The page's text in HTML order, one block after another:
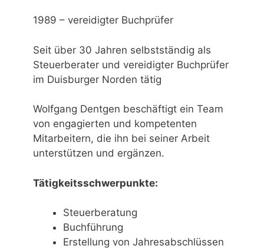
1989 – vereidigter Buchprüfer
Seit über 30 Jahren selbstständig als
Steuerberater und vereidigter Buchprüfer
im Duisburger Norden tätig
Wolfgang Dentgen beschäftigt ein Team
von engagierten und kompetenten
Mitarbeitern, die ihn bei seiner Arbeit
unterstützen und ergänzen.
Tätigkeitsschwerpunkte:
Steuerberatung
Buchführung
Erstellung von Jahresabschlüssen